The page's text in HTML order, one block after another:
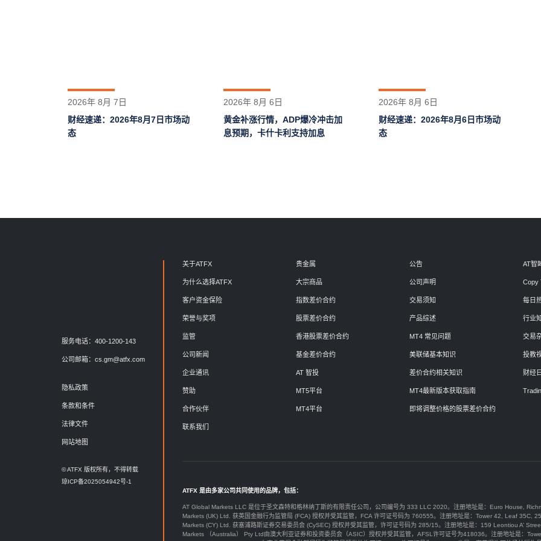
2026年 8月 7日
财经速递：2026年8月7日市场动
态
2026年 8月 6日
黄金补涨行情，ADP爆冷冲击加
息预期，卡什卡利支持加息
2026年 8月 6日
财经速递：2026年8月6日市场动
态
服务电话：400-1200-143
公司邮箱： cs.gm@atfx.com
隐私政策
条款和条件
法律文件
网站地图
© ATFX 版权所有，不得转载
琼ICP备2025054942号-1
关于ATFX
为什么选择ATFX
客户资金保险
荣誉与奖项
监管
公司新闻
企业通讯
赞助
合作伙伴
联系我们
贵金属
大宗商品
指数差价合约
股票差价合约
香港股票差价合约
基金差价合约
AT 智投
MT5平台
MT4平台
公告
公司声明
交易须知
产品综述
MT4 常见问题
美联储基本知识
差价合约相关知识
MT4最新版本获取指南
即将调整价格的股票差价合约
AT智
Copy
每日
行业
交易
投教
财经
ATFX 是由多家公司共同使用的品牌，包括：
AT Global Markets LLC 是位于圣文森特和格林纳丁斯的有限责任公司，公司编号为 333 LLC 2020。注册地址是：Euro House,
Markets (UK) Ltd. 获英国金融行为监管局 (FCA) 授权并受其监管，FCA 许可证号码为 760555。注册地址是：Tower 42, Leaf
Markets (CY) Ltd. 获塞浦路斯证券交易委员会 (CySEC) 授权并受其监管，许可证号码为 285/15。注册地址是：159 Leontiou A’
Markets （Australia） Pty Ltd由澳大利亚证券和投资委员会（ASIC）授权并受其监管，AFSL许可证号为418036。注册地址是：